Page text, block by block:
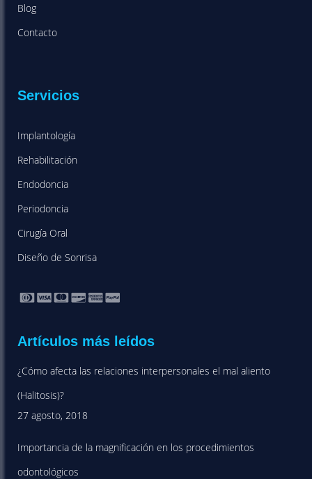
Blog
Contacto
Servicios
Implantología
Rehabilitación
Endodoncia
Periodoncia
Cirugía Oral
Diseño de Sonrisa
Artículos más leídos
¿Cómo afecta las relaciones interpersonales el mal aliento
(Halitosis)?
27 agosto, 2018
Importancia de la magnificación en los procedimientos
odontológicos